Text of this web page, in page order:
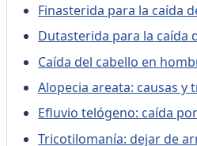
Finasterida para la caída
Dutasterida para la caída
Caída del cabello en
Alopecia areata: causas y
Efluvio telógeno: caída
Tricotilomanía: dejar de